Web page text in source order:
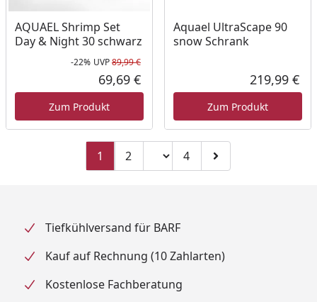
AQUAEL Shrimp Set
Day & Night 30 schwarz
Rabatt in Prozent
-22%
Ursprünglicher Preis
UVP89,99 €
Aktueller Preis
69,69 €
Zum Produkt
Aquael UltraScape 90
snow Schrank
219,99 €
Zum Produkt
1 Zu Seite 2
2 Seitenzahl ändern
Zu Seite 4
4 Zur nächsten Seite
Tiefkühlversand für BARF
Kauf auf Rechnung (10 Zahlarten)
Kostenlose Fachberatung